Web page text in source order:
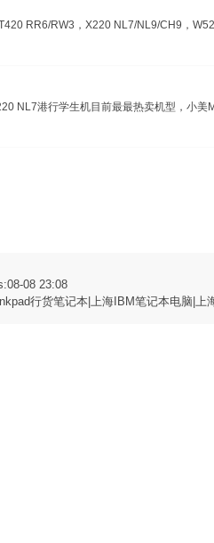
RR6/RW3，X220 NL7/NL9/CH9，
NL7港行学生机目前最最热卖机型，小美
08 23:08
行货笔记本|上海IBM笔记本电脑|上